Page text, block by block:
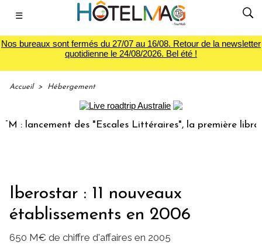
☰
Nos bureaux sont fermés du 27/07 au 16/08. Retour de la newsletter
quotidienne le 24/08/2026. Bel été !
Accueil > Hébergement
lancement des "Escales Littéraires", la première librairie
Iberostar : 11 nouveaux
établissements en 2006
650 M€ de chiffre d'affaires en 2005